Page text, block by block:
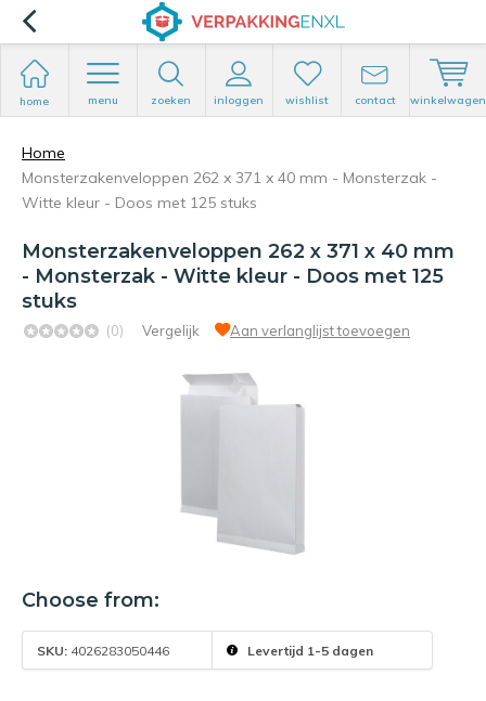
home menu zoeken inloggen wishlist contact winkelwagen
Home
Monsterzakenveloppen 262 x 371 x 40 mm - Monsterzak -
Witte kleur - Doos met 125 stuks
Monsterzakenveloppen 262 x 371 x 40 mm
- Monsterzak - Witte kleur - Doos met 125
stuks
(0) Vergelijk Aan verlanglijst toevoegen
Choose from:
SKU: 4026283050446 Levertijd 1-5 dagen